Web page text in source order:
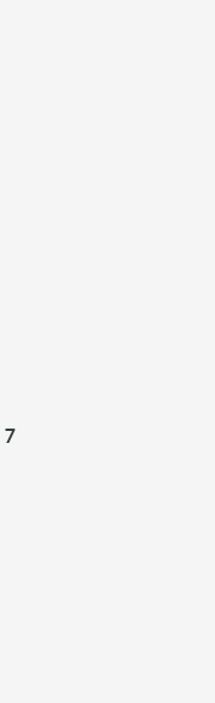
7